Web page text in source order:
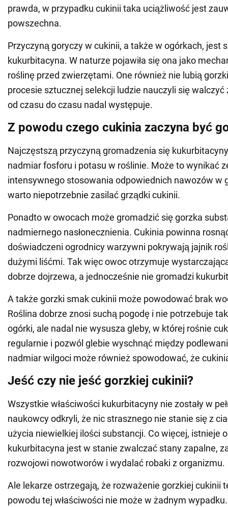
prawda, w przypadku cukinii taka uciążliwość jest
powszechna.
Przyczyną goryczy w cukinii, a także w ogórkach, jest
kukurbitacyna. W naturze pojawiła się ona jako
roślinę przed zwierzętami. One również nie lubią
procesie sztucznej selekcji ludzie nauczyli się
od czasu do czasu nadal występuje.
Z powodu czego cukinia zaczyna być
Najczęstszą przyczyną gromadzenia się
nadmiar fosforu i potasu w roślinie. Może to wynikać
intensywnego stosowania odpowiednich nawozów w
warto niepotrzebnie zasilać grządki cukinii.
Ponadto w owocach może gromadzić się gorzka
nadmiernego nasłonecznienia. Cukinia powinna
doświadczeni ogrodnicy warzywni pokrywają jajnik
dużymi liśćmi. Tak więc owoc otrzymuje
dobrze dojrzewa, a jednocześnie nie gromadzi
A także gorzki smak cukinii może powodować brak
Roślina dobrze znosi suchą pogodę i nie potrzebuje
ogórki, ale nadal nie wysusza gleby, w której rośnie
regularnie i pozwól glebie wyschnąć między
nadmiar wilgoci może również spowodować, że
Jeść czy nie jeść gorzkiej cukinii?
Wszystkie właściwości kukurbitacyny nie zostały w
naukowcy odkryli, że nic strasznego nie stanie się z
użycia niewielkiej ilości substancji. Co więcej, istnieje
kukurbitacyna jest w stanie zwalczać stany zapalne,
rozwojowi nowotworów i wydalać robaki z organizmu.
Ale lekarze ostrzegają, że rozważenie gorzkiej cukinii
powodu tej właściwości nie może w żadnym